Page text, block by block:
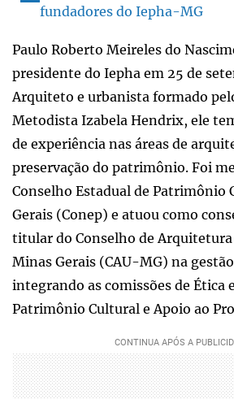
fundadores do Iepha-MG
Paulo Roberto Meireles do
presidente do Iepha em 25 de
Arquiteto e urbanista formado
Metodista Izabela Hendrix, ele
de experiência nas áreas de
preservação do patrimônio. Foi
Conselho Estadual de Patrimônio
Gerais (Conep) e atuou como
titular do Conselho de Arquitetura
Minas Gerais (CAU-MG) na
integrando as comissões de Ética
Patrimônio Cultural e Apoio ao